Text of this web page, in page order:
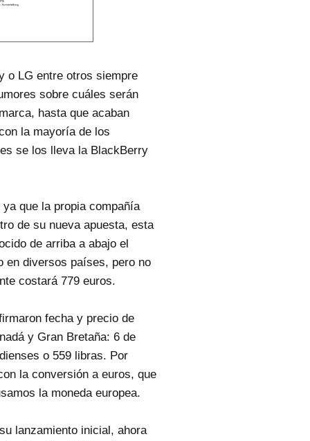
o LG entre otros siempre
sobre cuáles serán
hasta que acaban
la mayoría de los
se los lleva la BlackBerry
que la propia compañía
de su nueva apuesta, esta
de arriba a abajo el
en diversos países, pero no
costará 779 euros.
fecha y precio de
y Gran Bretaña: 6 de
o 559 libras. Por
la conversión a euros, que
la moneda europea.
lanzamiento inicial, ahora